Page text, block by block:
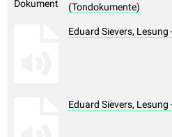
(Tondokumente)
Eduard Sievers,
Eduard Sievers,